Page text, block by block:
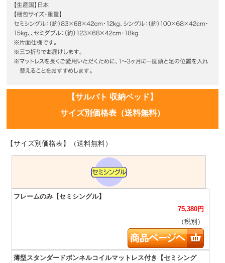
【サルバト 収納ベッド】
サイズ別価格表（送料無料）
【サイズ別価格表】（送料無料）
75,380円
（税別）